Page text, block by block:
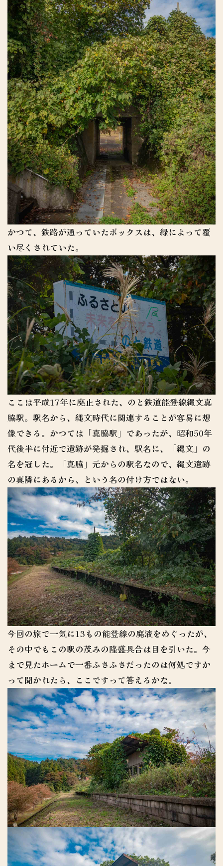
かつて、鉄路が通っていたボックスは、緑によって覆
い尽くされていた。
ここは平成17年に廃止された、のと鉄道能登線縄文真
脇駅。駅名から、縄文時代に関連することが容易に想
像できる。かつては「真脇駅」であったが、昭和50年
代後半に付近で遺跡が発掘され、駅名に、「縄文」の
名を冠した。「真脇」元からの駅名なので、縄文遺跡
の真隣にあるから、という名の付け方ではない。
今回の旅で一気に13もの能登線の廃液をめぐったが、
その中でもこの駅の茂みの隆盛具合は目を引いた。今
まで見たホームで一番ふさふさだったのは何処ですか
って聞かれたら、ここですって答えるかな。